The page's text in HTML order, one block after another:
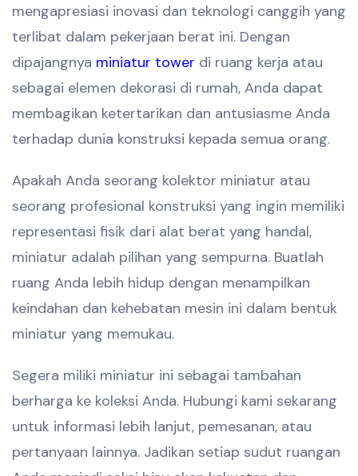
mengapresiasi inovasi dan teknologi canggih yang
terlibat dalam pekerjaan berat ini. Dengan
dipajangnya miniatur tower di ruang kerja atau
sebagai elemen dekorasi di rumah, Anda dapat
membagikan ketertarikan dan antusiasme Anda
terhadap dunia konstruksi kepada semua orang.
Apakah Anda seorang kolektor miniatur atau
seorang profesional konstruksi yang ingin memiliki
representasi fisik dari alat berat yang handal,
miniatur adalah pilihan yang sempurna. Buatlah
ruang Anda lebih hidup dengan menampilkan
keindahan dan kehebatan mesin ini dalam bentuk
miniatur yang memukau.
Segera miliki miniatur ini sebagai tambahan
berharga ke koleksi Anda. Hubungi kami sekarang
untuk informasi lebih lanjut, pemesanan, atau
pertanyaan lainnya. Jadikan setiap sudut ruangan